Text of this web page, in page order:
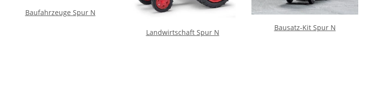
Baufahrzeuge Spur N
Landwirtschaft Spur N
Bausatz-Kit Spur N